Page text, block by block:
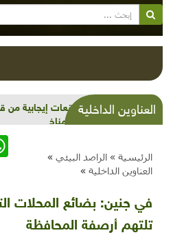
العناوين الداخلية
تغيّر المناخ
الرئيسية » الراصد البيئي »
العناوين الداخلية »
في جنين: بضائع المحلات
تلتهم أرصفة المحافظة